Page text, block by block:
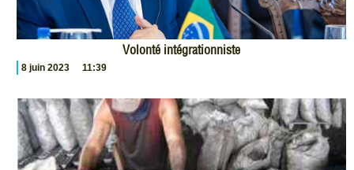
Volonté intégrationniste
8 juin 2023 11:39